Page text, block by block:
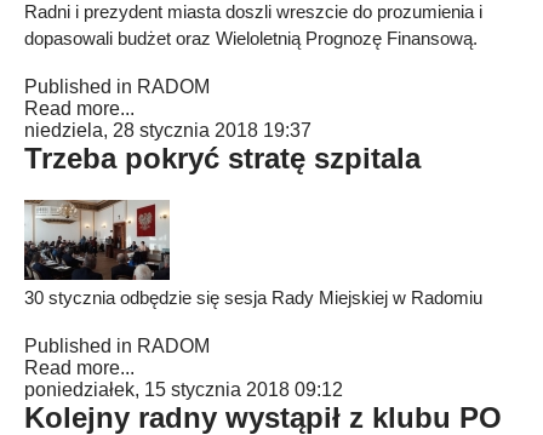
Radni i prezydent miasta doszli wreszcie do prozumienia i
dopasowali budżet oraz Wieloletnią Prognozę Finansową.
Published in RADOM
Read more...
niedziela, 28 stycznia 2018 19:37
Trzeba pokryć stratę szpitala
30 stycznia odbędzie się sesja Rady Miejskiej w Radomiu
Published in RADOM
Read more...
poniedziałek, 15 stycznia 2018 09:12
Kolejny radny wystąpił z klubu PO